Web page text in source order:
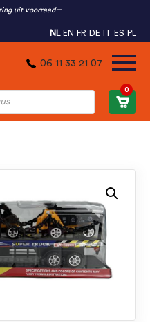
uit voorraad
NL EN FR DE IT ES PL
06 11 33 21 07
0